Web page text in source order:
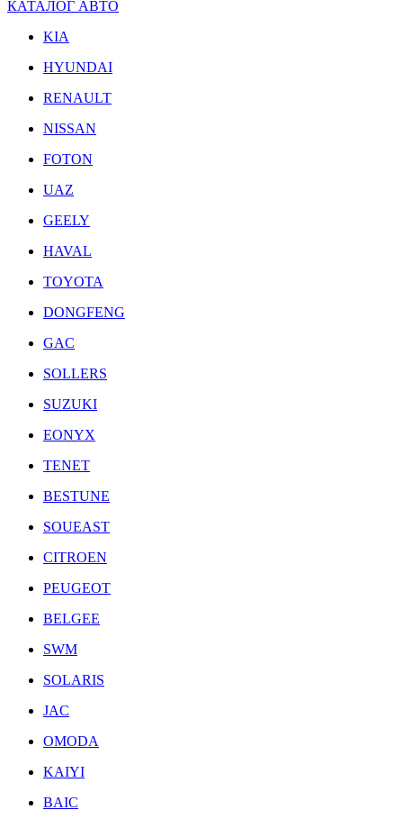
КАТАЛОГ АВТО
KIA
HYUNDAI
RENAULT
NISSAN
FOTON
UAZ
GEELY
HAVAL
TOYOTA
DONGFENG
GAC
SOLLERS
SUZUKI
EONYX
TENET
BESTUNE
SOUEAST
CITROEN
PEUGEOT
BELGEE
SWM
SOLARIS
JAC
OMODA
KAIYI
BAIC